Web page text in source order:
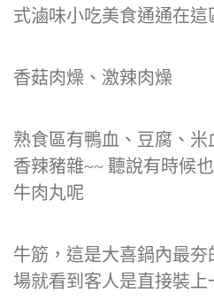
式滷味小吃美食通通在這
香菇肉燥、激辣肉燥
熟食區有鴨血、豆腐、
香辣豬雜~~ 聽說有時候
牛肉丸呢
牛筋，這是大喜鍋內最
場就看到客人是直接裝